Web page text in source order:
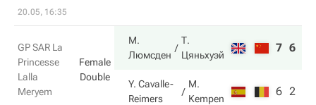
20.05, 16:35
GP SAR La
Princesse
Lalla
Meryem
Female
Double
М.
Люмсден
Т.
Цяньхуэй
7 6
Y. Cavalle-
Reimers
M.
Kempen
6 2